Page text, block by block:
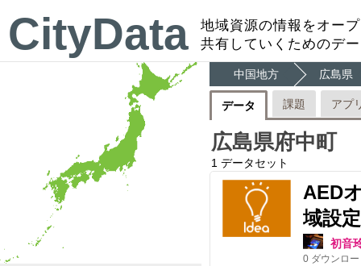
CityData
地域資源の情報をオー
共有していくためのデ
中国地方 広島県
データ 課題 アプ
広島県府中町
1 データセット
AED
域設
初音
0 ダウンロ